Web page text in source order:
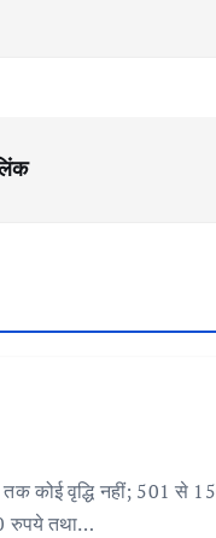
तक कोई वृद्धि नहीं; 501 से
रुपये तथा…